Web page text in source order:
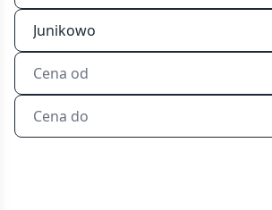
Junikowo
Cena od
Cena do